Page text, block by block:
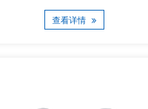
查看详情